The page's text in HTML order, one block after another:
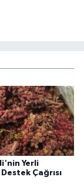
Yerli
Çağrısı